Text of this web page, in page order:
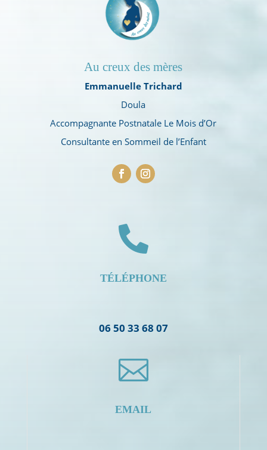
Au creux des mères
Emmanuelle Trichard
Doula
Accompagnante Postnatale Le Mois d’Or
Consultante en Sommeil de l’Enfant

TÉLÉPHONE
06 50 33 68 07

EMAIL